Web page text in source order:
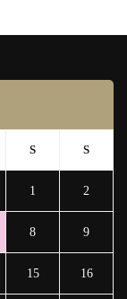
S S
1 2
8 9
15 16